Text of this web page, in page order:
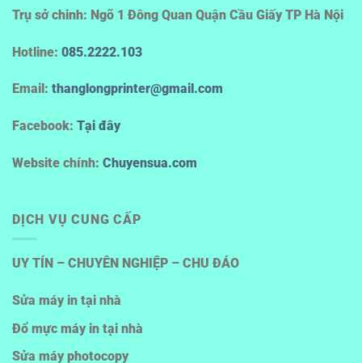
Trụ sở chinh: Ngõ 1 Đông Quan Quận Cầu Giấy TP Hà Nội
Hotline: 085.2222.103
Email: thanglongprinter@gmail.com
Facebook: Tại đây
Website chính: Chuyensua.com
DỊCH VỤ CUNG CẤP
UY TÍN – CHUYÊN NGHIỆP – CHU ĐÁO
Sửa máy in tại nhà
Đổ mực máy in tại nhà
Sửa máy photocopy